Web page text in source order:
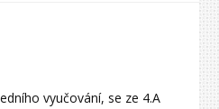
vyučování, se ze 4.A